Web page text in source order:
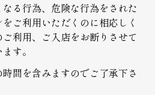
る行為、危険な行為をされた
ご利用いただくのに相応しく
利用、ご入店をお断りさせて
す。
間を含みますのでご了承下さ